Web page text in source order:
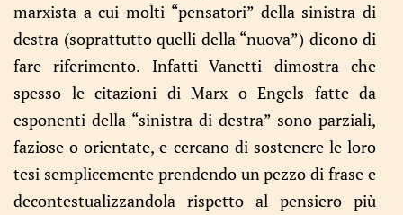
marxista a cui molti “pensatori” della sinistra di
destra (soprattutto quelli della “nuova”) dicono di
fare riferimento. Infatti Vanetti dimostra che
spesso le citazioni di Marx o Engels fatte da
esponenti della “sinistra di destra” sono parziali,
faziose o orientate, e cercano di sostenere le loro
tesi semplicemente prendendo un pezzo di frase e
decontestualizzandola rispetto al pensiero più